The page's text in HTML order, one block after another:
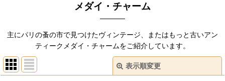
メダイ・チャーム
主にパリの蚤の市で見つけたヴィンテージ、またはもっと古いアン
ティークメダイ・チャームをご紹介しています。
表示順変更